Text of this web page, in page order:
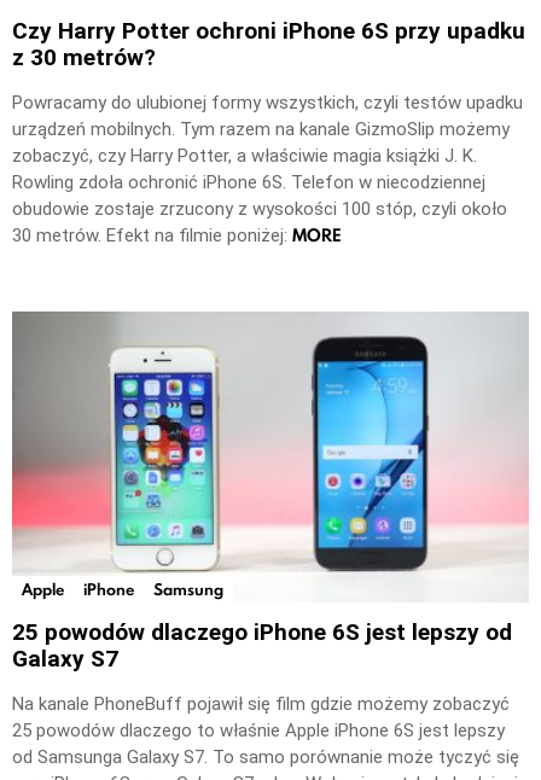
Czy Harry Potter ochroni iPhone 6S przy upadku
z 30 metrów?
Powracamy do ulubionej formy wszystkich, czyli testów upadku
urządzeń mobilnych. Tym razem na kanale GizmoSlip możemy
zobaczyć, czy Harry Potter, a właściwie magia książki J. K.
Rowling zdoła ochronić iPhone 6S. Telefon w niecodziennej
obudowie zostaje zrzucony z wysokości 100 stóp, czyli około
30 metrów. Efekt na filmie poniżej: MORE
Apple iPhone Samsung
25 powodów dlaczego iPhone 6S jest lepszy od
Galaxy S7
Na kanale PhoneBuff pojawił się film gdzie możemy zobaczyć
25 powodów dlaczego to właśnie Apple iPhone 6S jest lepszy
od Samsunga Galaxy S7. To samo porównanie może tyczyć się